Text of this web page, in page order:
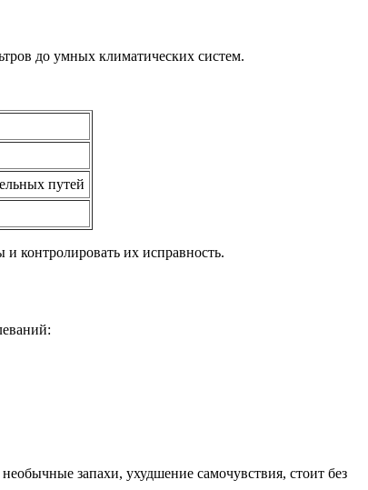
до умных климатических систем.
путей
контролировать их исправность.
запахи, ухудшение самочувствия, стоит без